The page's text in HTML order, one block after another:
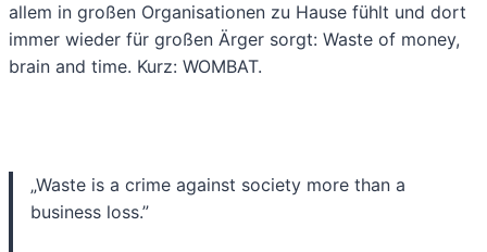
allem in großen Organisationen zu Hause fühlt und dort
immer wieder für großen Ärger sorgt: Waste of money,
brain and time. Kurz: WOMBAT.
„Waste is a crime against society more than a
business loss.”